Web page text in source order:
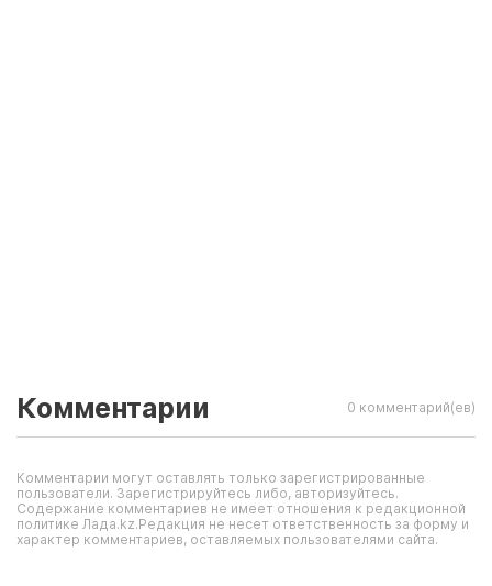
Комментарии 0 комментарий(ев)
Комментарии могут оставлять только зарегистрированные
пользователи. Зарегистрируйтесь либо, авторизуйтесь.
Содержание комментариев не имеет отношения к редакционной
политике Лада.kz.Редакция не несет ответственность за форму и
характер комментариев, оставляемых пользователями сайта.